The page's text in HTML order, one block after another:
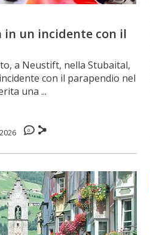
in un incidente con il
a Neustift, nella Stubaital,
con il parapendio nel
una ...
0